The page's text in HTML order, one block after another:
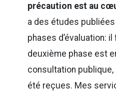
précaution est au
a des études
phases d’évaluation:
deuxième phase est
consultation
été reçues. Mes